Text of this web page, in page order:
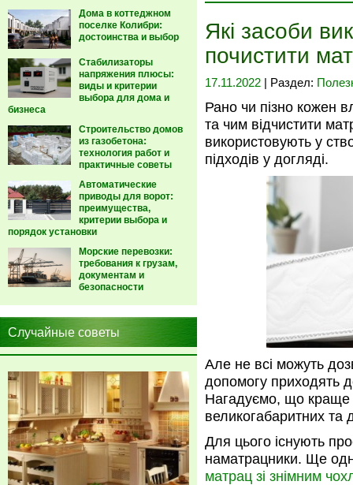
Дома в коттеджном
поселке Колибри:
достоинства и выбор
Стабилизаторы
напряжения плюсы:
виды и критерии
выбора для дома и
бизнеса
Строительство домов
из газобетона:
технология работ и
практичные советы
Автоматические
приводы для ворот:
преимущества,
критерии выбора и
порядок установки
Морские перевозки:
требования к грузам,
документам и
безопасности
Случайные советы
Які засоби
почистити
17.11.2022 | Раздел:
Рано чи пізно кожен
та чим відчистити
використовують у
підходів у догляді.
Але не всі можуть
допомогу приходять
Нагадуємо, що краще
великогабаритних та
Для цього існують
наматрацники. Ще
матрац зі знімним